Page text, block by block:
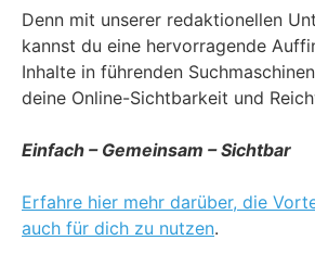
Denn mit unserer redaktionellen
kannst du eine hervorragende
Inhalte in führenden
deine Online-Sichtbarkeit und
Einfach – Gemeinsam – Sichtbar
Erfahre hier mehr darüber, die
auch für dich zu nutzen.